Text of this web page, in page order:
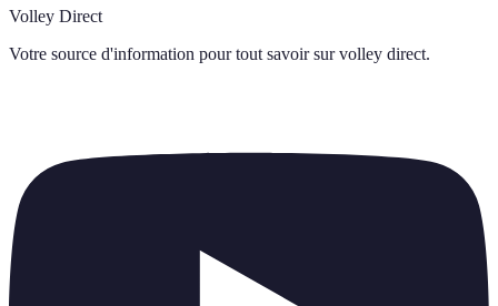
Volley Direct
Votre source d'information pour tout savoir sur volley direct.